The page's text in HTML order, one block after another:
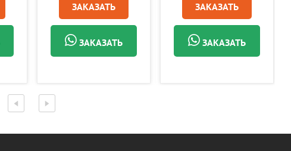
ЗАКАЗАТЬ
ЗАКАЗАТЬ
ЗАКАЗАТЬ
ЗАКАЗАТЬ